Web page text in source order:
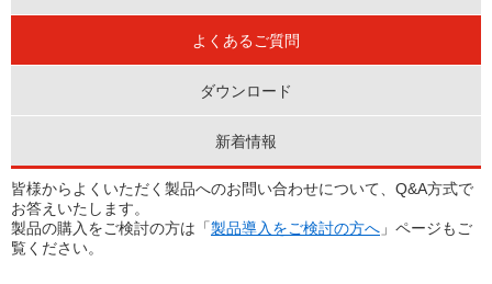
よくあるご質問
ダウンロード
新着情報
皆様からよくいただく製品へのお問い合わせについて、Q&A方式で
お答えいたします。
製品の購入をご検討の方は「製品導入をご検討の方へ 」ページもご
覧ください。